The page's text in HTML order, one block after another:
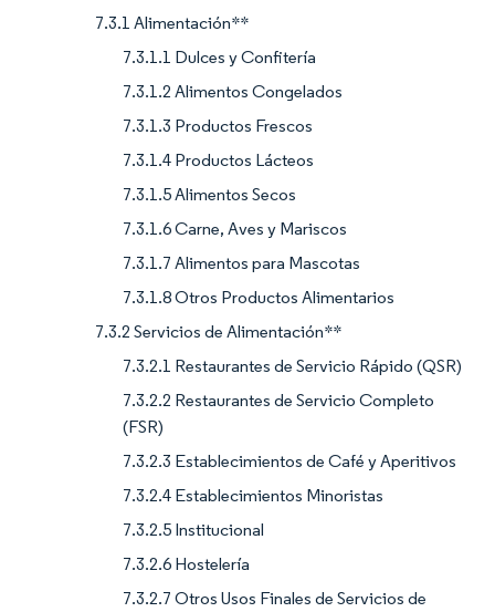
7.3.1 Alimentación**
7.3.1.1 Dulces y Confitería
7.3.1.2 Alimentos Congelados
7.3.1.3 Productos Frescos
7.3.1.4 Productos Lácteos
7.3.1.5 Alimentos Secos
7.3.1.6 Carne, Aves y Mariscos
7.3.1.7 Alimentos para Mascotas
7.3.1.8 Otros Productos Alimentarios
7.3.2 Servicios de Alimentación**
7.3.2.1 Restaurantes de Servicio Rápido (QSR)
7.3.2.2 Restaurantes de Servicio Completo
(FSR)
7.3.2.3 Establecimientos de Café y Aperitivos
7.3.2.4 Establecimientos Minoristas
7.3.2.5 Institucional
7.3.2.6 Hostelería
7.3.2.7 Otros Usos Finales de Servicios de